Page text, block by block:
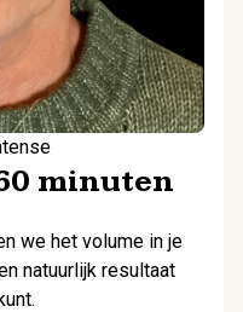
minuten
we het volume in je
natuurlijk resultaat